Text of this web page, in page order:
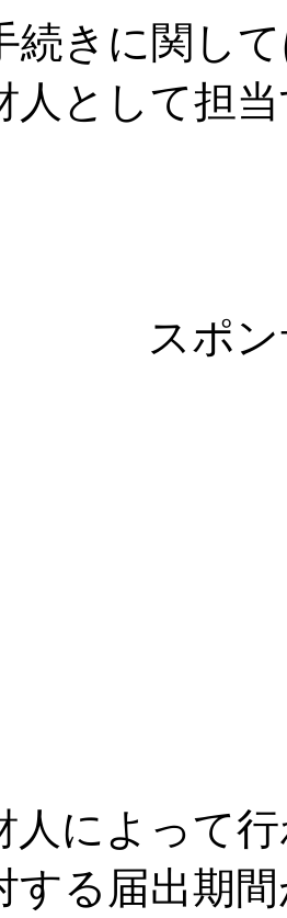
続きに関し
人として担
スポ
人によって
する届出期